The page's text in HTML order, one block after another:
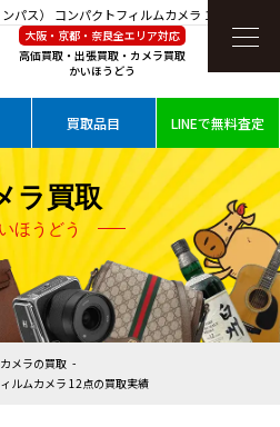
パス） コンパクトフィルムカメラ 12点を高価買
大阪・京都・奈良全エリア対応
高価買取・出張買取・カメラ買取
かいほうどう
買取品目 LINEで無料査定
ラ買取
ほうどう
メラの買取
ルムカメラ 12点の買取実績